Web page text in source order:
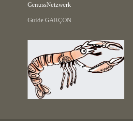
GenussNetzwerk
Guide GARÇON